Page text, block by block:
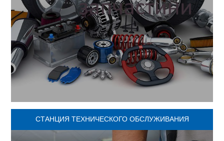
СТАНЦИЯ ТЕХНИЧЕСКОГО ОБСЛУЖИВАНИЯ